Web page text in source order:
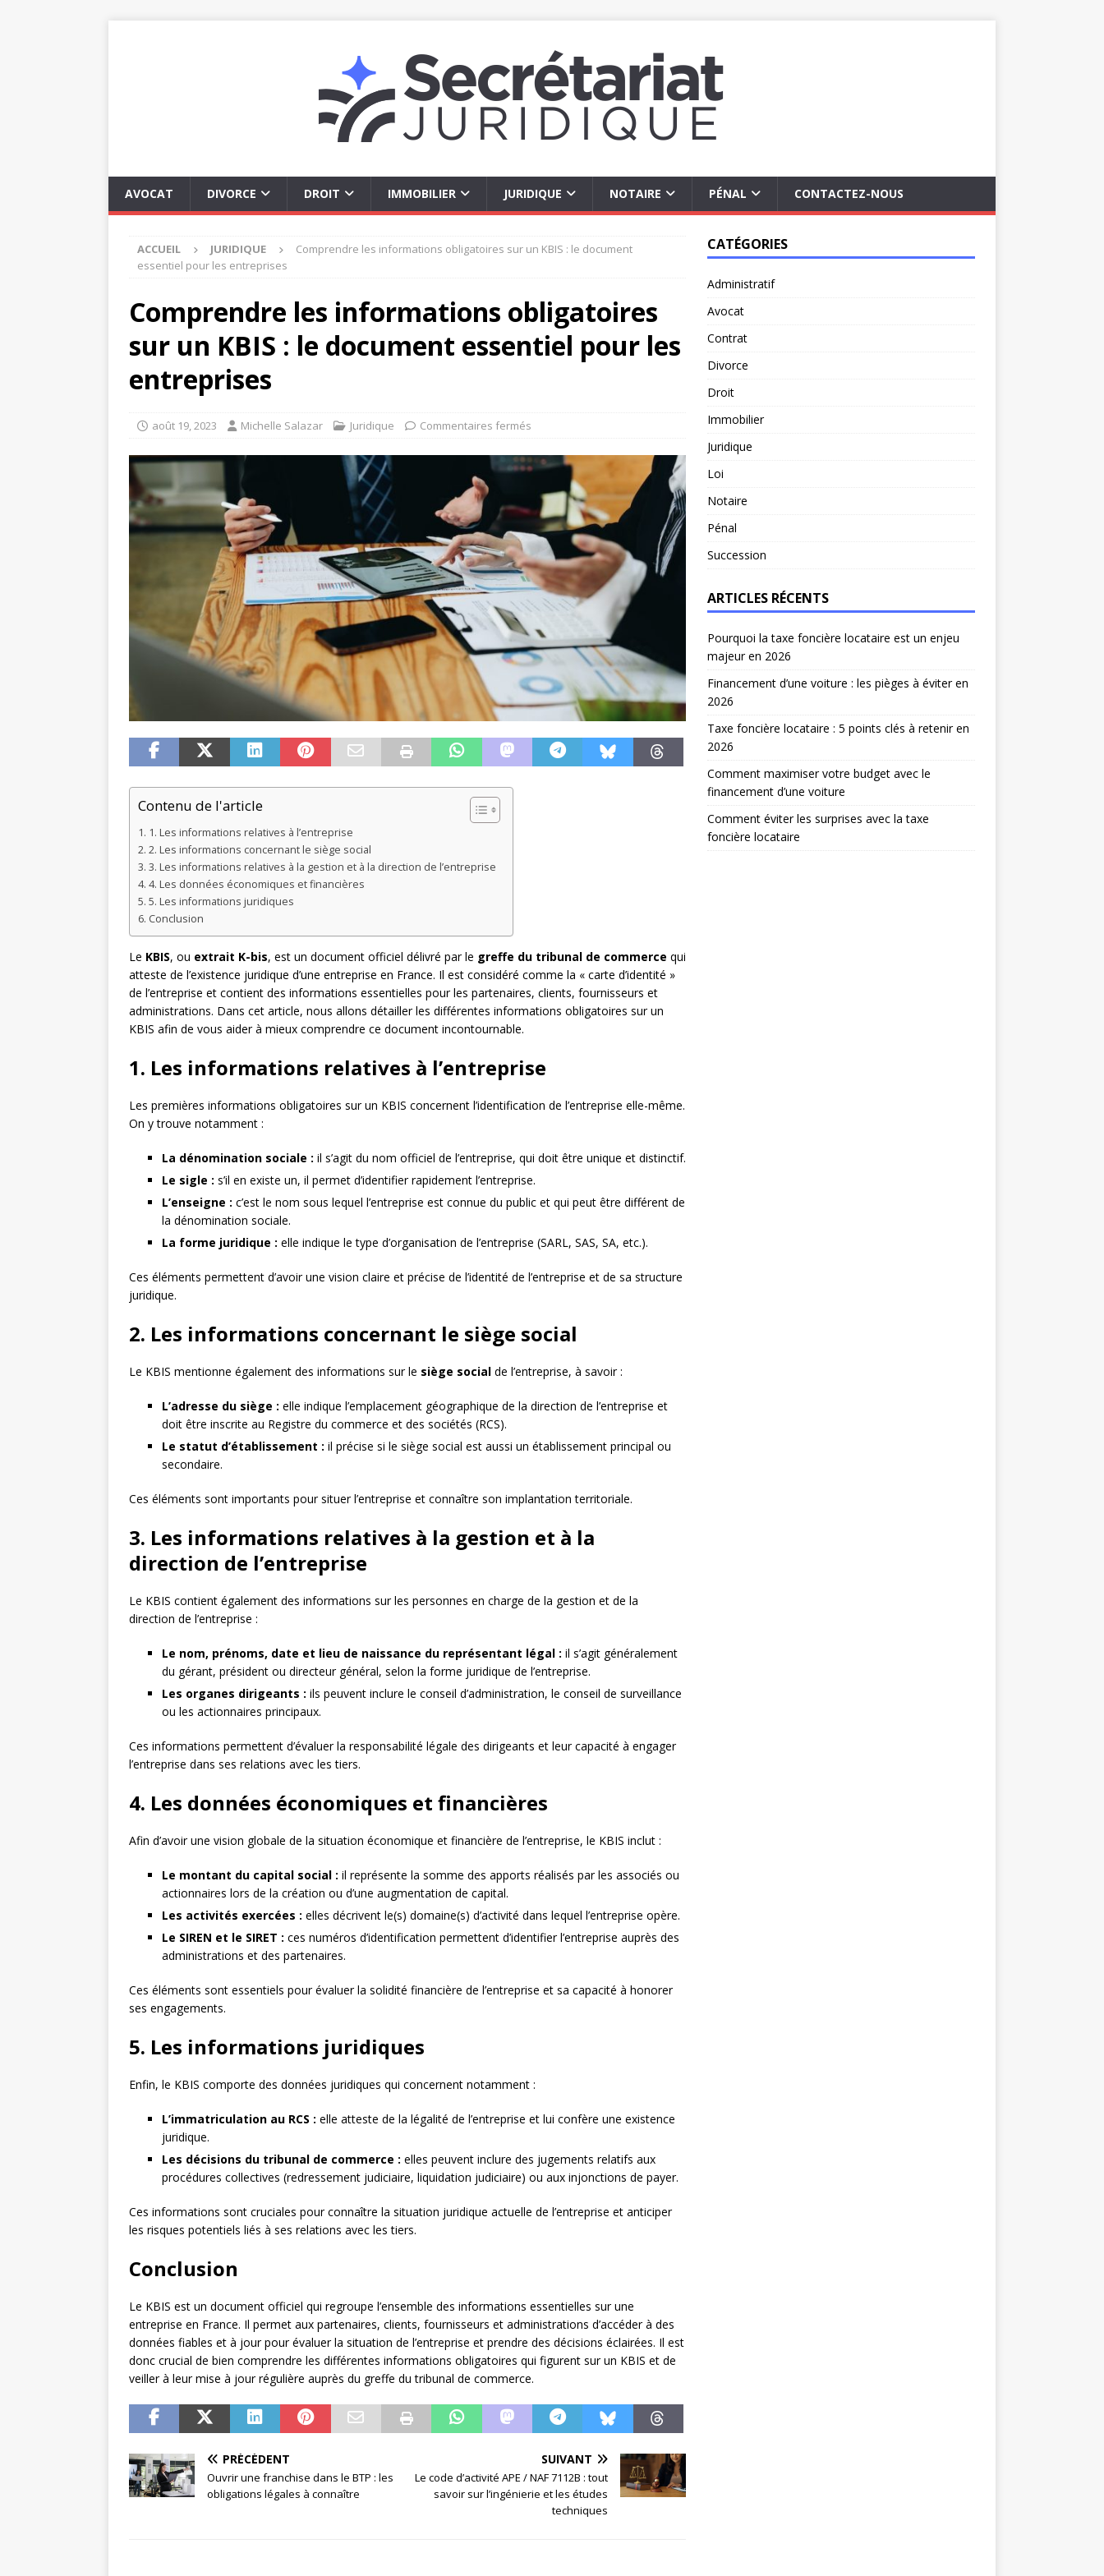
AVOCAT DIVORCE DROIT IMMOBILIER JURIDIQUE NOTAIRE PÉNAL CONTACTEZ-NOUS
ACCUEIL JURIDIQUE
Comprendre les informations obligatoires sur un KBIS : le document
essentiel pour les entreprises
Comprendre les informations obligatoires
sur un KBIS : le document essentiel pour les
entreprises
août 19, 2023 Michelle Salazar Juridique Commentaires fermés
Contenu de l'article
1. Les informations relatives à l’entreprise
2. Les informations concernant le siège social
3. Les informations relatives à la gestion et à la direction de l’entreprise
4. Les données économiques et financières
5. Les informations juridiques
Conclusion
Le KBIS, ou extrait K-bis, est un document officiel délivré par le greffe du tribunal de commerce qui
atteste de l’existence juridique d’une entreprise en France. Il est considéré comme la « carte d’identité »
de l’entreprise et contient des informations essentielles pour les partenaires, clients, fournisseurs et
administrations. Dans cet article, nous allons détailler les différentes informations obligatoires sur un
KBIS afin de vous aider à mieux comprendre ce document incontournable.
1. Les informations relatives à l’entreprise
Les premières informations obligatoires sur un KBIS concernent l’identification de l’entreprise elle-même.
On y trouve notamment :
La dénomination sociale : il s’agit du nom officiel de l’entreprise, qui doit être unique et distinctif.
Le sigle : s’il en existe un, il permet d’identifier rapidement l’entreprise.
L’enseigne : c’est le nom sous lequel l’entreprise est connue du public et qui peut être différent de
la dénomination sociale.
La forme juridique : elle indique le type d’organisation de l’entreprise (SARL, SAS, SA, etc.).
Ces éléments permettent d’avoir une vision claire et précise de l’identité de l’entreprise et de sa structure
juridique.
2. Les informations concernant le siège social
Le KBIS mentionne également des informations sur le siège social de l’entreprise, à savoir :
L’adresse du siège : elle indique l’emplacement géographique de la direction de l’entreprise et
doit être inscrite au Registre du commerce et des sociétés (RCS).
Le statut d’établissement : il précise si le siège social est aussi un établissement principal ou
secondaire.
Ces éléments sont importants pour situer l’entreprise et connaître son implantation territoriale.
3. Les informations relatives à la gestion et à la
direction de l’entreprise
Le KBIS contient également des informations sur les personnes en charge de la gestion et de la
direction de l’entreprise :
Le nom, prénoms, date et lieu de naissance du représentant légal : il s’agit généralement
du gérant, président ou directeur général, selon la forme juridique de l’entreprise.
Les organes dirigeants : ils peuvent inclure le conseil d’administration, le conseil de surveillance
ou les actionnaires principaux.
Ces informations permettent d’évaluer la responsabilité légale des dirigeants et leur capacité à engager
l’entreprise dans ses relations avec les tiers.
4. Les données économiques et financières
Afin d’avoir une vision globale de la situation économique et financière de l’entreprise, le KBIS inclut :
Le montant du capital social : il représente la somme des apports réalisés par les associés ou
actionnaires lors de la création ou d’une augmentation de capital.
Les activités exercées : elles décrivent le(s) domaine(s) d’activité dans lequel l’entreprise opère.
Le SIREN et le SIRET : ces numéros d’identification permettent d’identifier l’entreprise auprès des
administrations et des partenaires.
Ces éléments sont essentiels pour évaluer la solidité financière de l’entreprise et sa capacité à honorer
ses engagements.
5. Les informations juridiques
Enfin, le KBIS comporte des données juridiques qui concernent notamment :
L’immatriculation au RCS : elle atteste de la légalité de l’entreprise et lui confère une existence
juridique.
Les décisions du tribunal de commerce : elles peuvent inclure des jugements relatifs aux
procédures collectives (redressement judiciaire, liquidation judiciaire) ou aux injonctions de payer.
Ces informations sont cruciales pour connaître la situation juridique actuelle de l’entreprise et anticiper
les risques potentiels liés à ses relations avec les tiers.
Conclusion
Le KBIS est un document officiel qui regroupe l’ensemble des informations essentielles sur une
entreprise en France. Il permet aux partenaires, clients, fournisseurs et administrations d’accéder à des
données fiables et à jour pour évaluer la situation de l’entreprise et prendre des décisions éclairées. Il est
donc crucial de bien comprendre les différentes informations obligatoires qui figurent sur un KBIS et de
veiller à leur mise à jour régulière auprès du greffe du tribunal de commerce.
PRÉCÉDENT
Ouvrir une franchise dans le BTP : les
obligations légales à connaître
SUIVANT
Le code d’activité APE / NAF 7112B : tout
savoir sur l’ingénierie et les études
techniques
CATÉGORIES
Administratif
Avocat
Contrat
Divorce
Droit
Immobilier
Juridique
Loi
Notaire
Pénal
Succession
ARTICLES RÉCENTS
Pourquoi la taxe foncière locataire est un enjeu
majeur en 2026
Financement d’une voiture : les pièges à éviter en
2026
Taxe foncière locataire : 5 points clés à retenir en
2026
Comment maximiser votre budget avec le
financement d’une voiture
Comment éviter les surprises avec la taxe
foncière locataire